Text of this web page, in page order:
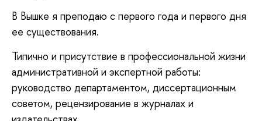
В Вышке я преподаю с первого года и первого дня
ее существования.
Типично и присутствие в профессиональной жизни
административной и экспертной работы:
руководство департаментом, диссертационным
советом, рецензирование в журналах и